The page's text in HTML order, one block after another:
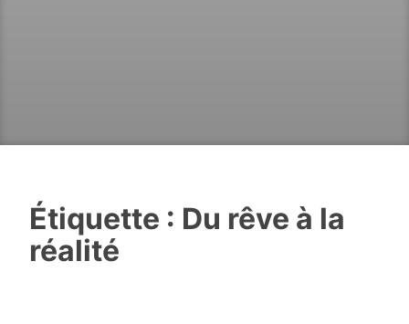
Étiquette : Du rêve à la
réalité